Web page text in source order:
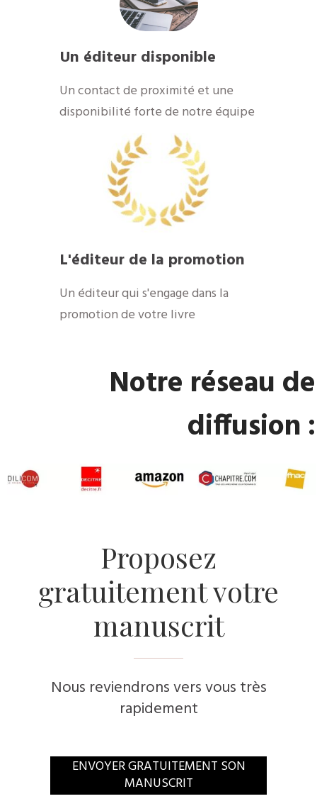
Un éditeur disponible
​Un contact de proximité et une
disponibilité forte de notre équipe
​L'éditeur de la promotion
​Un éditeur qui s'engage dans la
promotion de votre livre
​Notre réseau de
diffusion :
​Proposez
gratuitement votre
manuscrit
Nous reviendrons vers vous très
rapidement
​ENVOYER GRATUITEMENT SON
MANUSCRIT